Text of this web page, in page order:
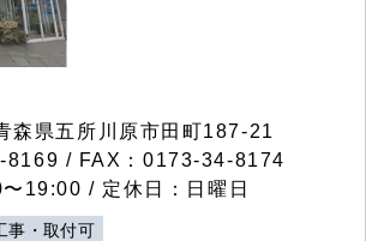
県五所川原市田町187-21
8169 / FAX：0173-34-8174
19:00 / 定休日：日曜日
事・取付可